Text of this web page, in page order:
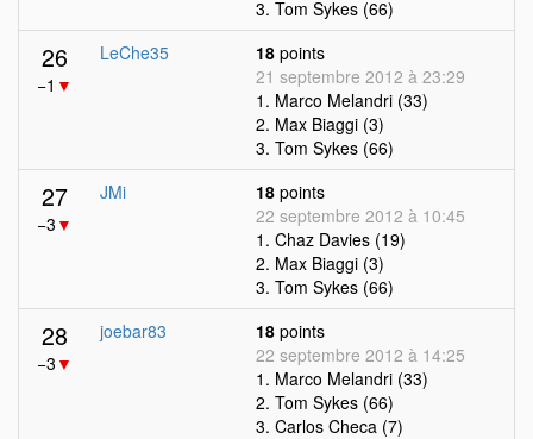
3. Tom Sykes (66)
26
−1 ▼
LeChe35 18 points
21 septembre 2012 à 23:29
1. Marco Melandri (33)
2. Max Biaggi (3)
3. Tom Sykes (66)
27
−3 ▼
JMi 18 points
22 septembre 2012 à 10:45
1. Chaz Davies (19)
2. Max Biaggi (3)
3. Tom Sykes (66)
28
−3 ▼
joebar83 18 points
22 septembre 2012 à 14:25
1. Marco Melandri (33)
2. Tom Sykes (66)
3. Carlos Checa (7)